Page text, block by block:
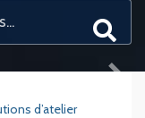
d’atelier